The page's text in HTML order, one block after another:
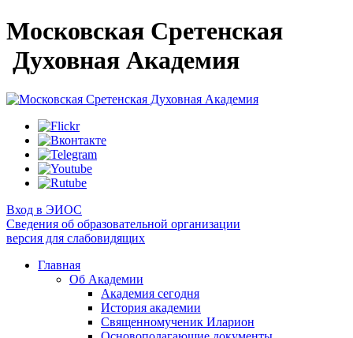
Московская Сретенская
Духовная Академия
Вход в ЭИОС
Сведения об образовательной организации
версия для слабовидящих
Главная
Об Академии
Академия сегодня
История академии
Священномученик Иларион